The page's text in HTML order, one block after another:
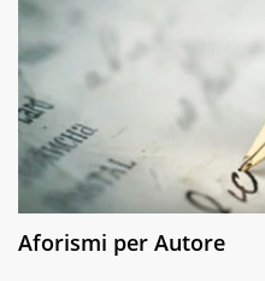
Aforismi per Autore